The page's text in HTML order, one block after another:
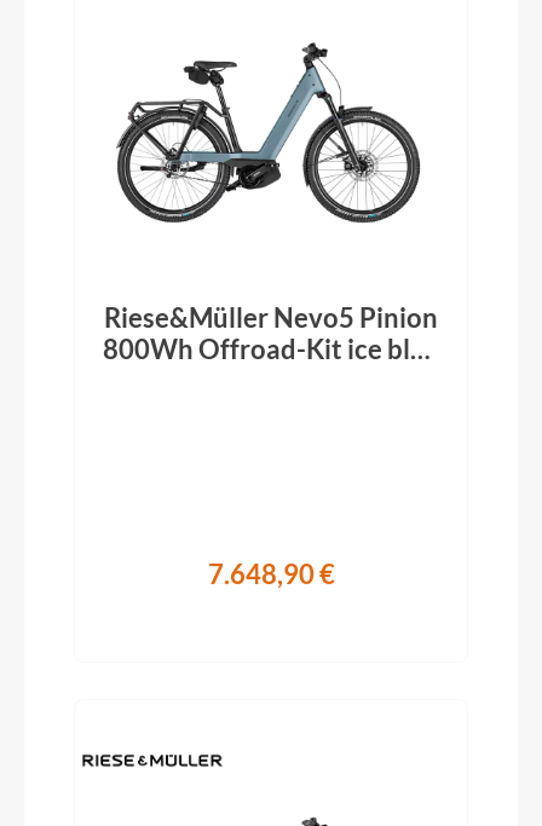
Riese&Müller Nevo5 Pinion
800Wh Offroad-Kit ice blue
7.648,90 €